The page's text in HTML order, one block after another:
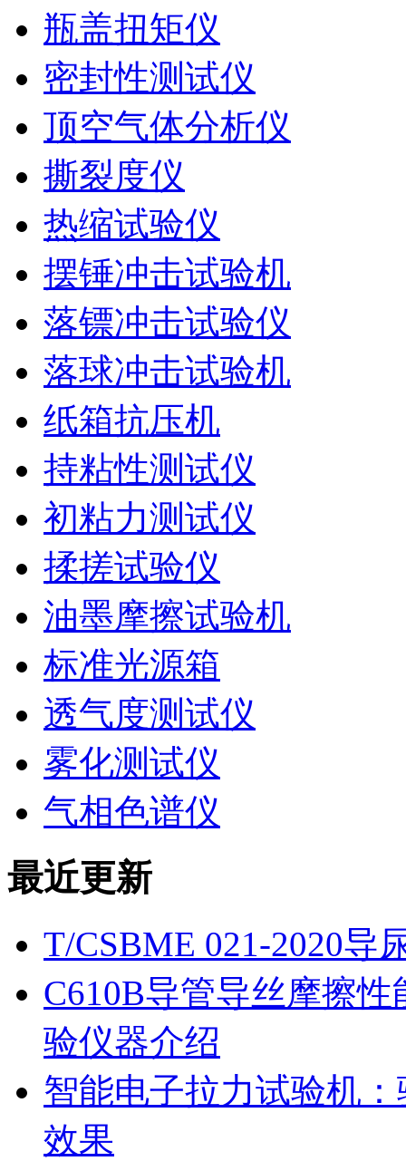
瓶盖扭矩仪
密封性测试仪
顶空气体分析仪
撕裂度仪
热缩试验仪
摆锤冲击试验机
落镖冲击试验仪
落球冲击试验机
纸箱抗压机
持粘性测试仪
初粘力测试仪
揉搓试验仪
油墨摩擦试验机
标准光源箱
透气度测试仪
雾化测试仪
气相色谱仪
最近更新
T/CSBME 021-2020导
C610B导管导丝摩擦
验仪器介绍
智能电子拉力试验机
效果